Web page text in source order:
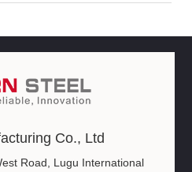
Co., Ltd
Road, Lugu International